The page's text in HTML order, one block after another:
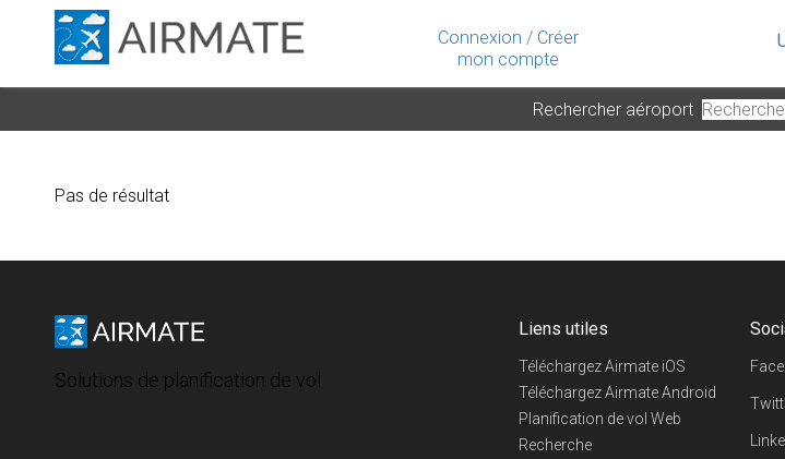
Connexion / Créer
mon compte
Rechercher aéroport
Pas de résultat
Solutions de planification de vol
Liens utiles
Téléchargez Airmate iOS
Téléchargez Airmate Android
Planification de vol Web
Recherche